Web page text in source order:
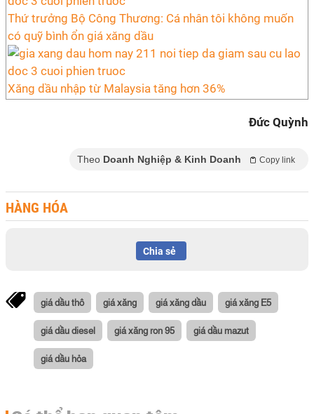
Thứ trưởng Bộ Công Thương: Cá nhân tôi không muốn
có quỹ bình ổn giá xăng dầu
Xăng dầu nhập từ Malaysia tăng hơn 36%
Đức Quỳnh
Theo Doanh Nghiệp & Kinh Doanh Copy link
HÀNG HÓA
Chia sẻ
giá dầu thô giá xăng giá xăng dầu giá xăng E5
giá dầu diesel giá xăng ron 95 giá dầu mazut
giá dầu hỏa